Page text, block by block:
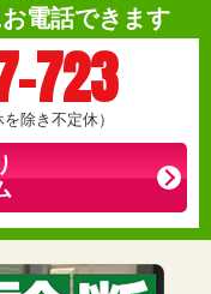
電話できます
723
除き不定休）